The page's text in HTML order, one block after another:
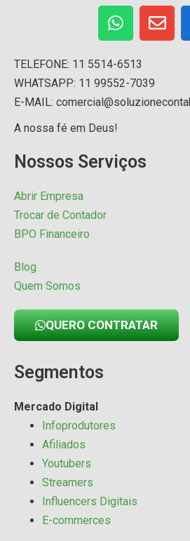
TELEFONE: 11 5514-6513
WHATSAPP: 11 99552-7039
E-MAIL:
A nossa fé em Deus!
Nossos Serviços
Abrir Empresa
Trocar de Contador
BPO Financeiro
Blog
Quem Somos
QUERO CONTRATAR
Segmentos
Mercado Digital
Infoprodutores
Afiliados
Youtubers
Streamers
Influencers Digitais
E-commerces